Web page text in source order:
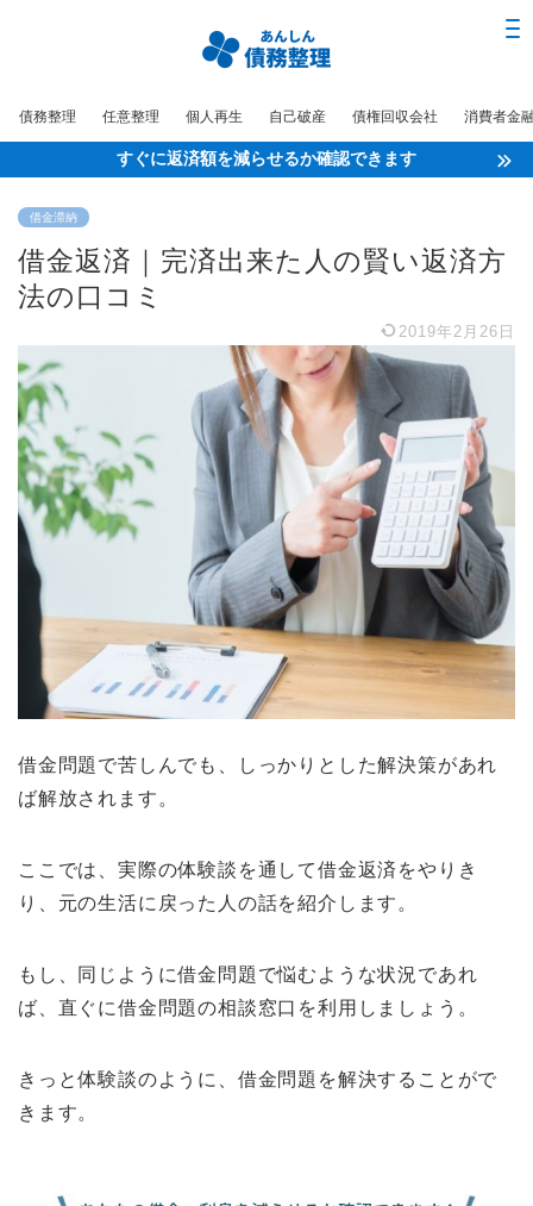
債務整理 任意整理 個人再生 自己破産 債権回収会社 消費者金
すぐに返済額を減らせるか確認できます
借金滞納
借金返済｜完済出来た人の賢い返済方
法の口コミ
2019年2月26日
借金問題で苦しんでも、しっかりとした解決策があれ
ば解放されます。
ここでは、実際の体験談を通して借金返済をやりき
り、元の生活に戻った人の話を紹介します。
もし、同じように借金問題で悩むような状況であれ
ば、直ぐに借金問題の相談窓口を利用しましょう。
きっと体験談のように、借金問題を解決することがで
きます。